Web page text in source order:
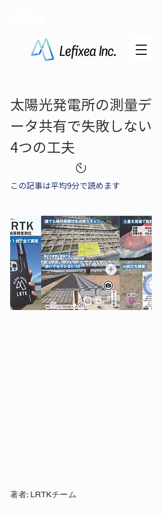
太陽光発電所の測量デ
ータ共有で失敗しない
4つの工夫
この記事は平均9分で読めます
著者: LRTKチーム